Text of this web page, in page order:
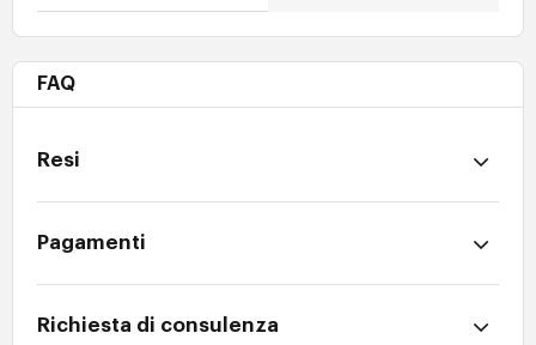
FAQ
Resi
Pagamenti
Richiesta di consulenza